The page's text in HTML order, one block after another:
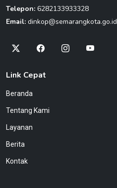
Telepon: 6282133933328
Email: dinkop@semarangkota.go.id
Link Cepat
Beranda
Tentang Kami
Layanan
Berita
Kontak